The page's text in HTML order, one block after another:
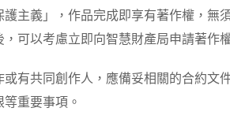
主義」，作品完成即享有著作權，
可以考慮立即向智慧財產局申請著
有共同創作人，應備妥相關的合約
重要事項。